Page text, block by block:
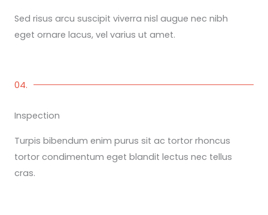
Sed risus arcu suscipit viverra nisl augue nec nibh
eget ornare lacus, vel varius ut amet.
04.
Inspection
Turpis bibendum enim purus sit ac tortor rhoncus
tortor condimentum eget blandit lectus nec tellus
cras.